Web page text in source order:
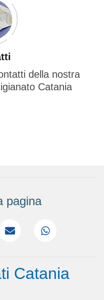
della nostra
Catania
pagina
Catania